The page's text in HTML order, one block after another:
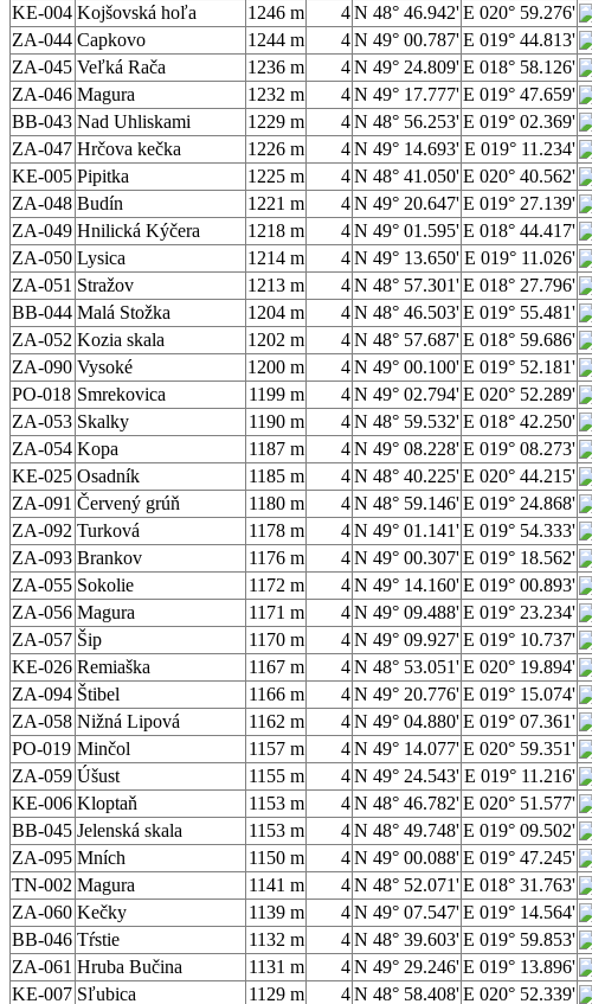
KE-004 Kojšovská hoľa 1246 m 4N 48° 46.942'E 020° 59.276'
ZA-044 Capkovo 1244 m 4N 49° 00.787'E 019° 44.813'
ZA-045 Veľká Rača 1236 m 4N 49° 24.809'E 018° 58.126'
ZA-046 Magura 1232 m 4N 49° 17.777'E 019° 47.659'
BB-043 Nad Uhliskami 1229 m 4N 48° 56.253'E 019° 02.369'
ZA-047 Hrčova kečka 1226 m 4N 49° 14.693' E 019° 11.234'
KE-005 Pipitka 1225 m 4N 48° 41.050'E 020° 40.562'
ZA-048 Budín 1221 m 4N 49° 20.647'E 019° 27.139'
ZA-049 Hnilická Kýčera 1218 m 4N 49° 01.595'E 018° 44.417'
ZA-050 Lysica 1214 m 4N 49° 13.650' E 019° 11.026'
ZA-051 Stražov 1213 m 4N 48° 57.301'E 018° 27.796'
BB-044 Malá Stožka 1204 m 4N 48° 46.503'E 019° 55.481'
ZA-052 Kozia skala 1202 m 4N 48° 57.687'E 018° 59.686'
ZA-090 Vysoké 1200 m 4N 49° 00.100'E 019° 52.181'
PO-018 Smrekovica 1199 m 4N 49° 02.794'E 020° 52.289'
ZA-053 Skalky 1190 m 4N 48° 59.532'E 018° 42.250'
ZA-054 Kopa 1187 m 4N 49° 08.228'E 019° 08.273'
KE-025 Osadník 1185 m 4N 48° 40.225'E 020° 44.215'
ZA-091 Červený grúň 1180 m 4N 48° 59.146'E 019° 24.868'
ZA-092 Turková 1178 m 4N 49° 01.141'E 019° 54.333'
ZA-093 Brankov 1176 m 4N 49° 00.307'E 019° 18.562'
ZA-055 Sokolie 1172 m 4N 49° 14.160'E 019° 00.893'
ZA-056 Magura 1171 m 4N 49° 09.488'E 019° 23.234'
ZA-057 Šip 1170 m 4N 49° 09.927'E 019° 10.737'
KE-026 Remiaška 1167 m 4N 48° 53.051'E 020° 19.894'
ZA-094 Štibel 1166 m 4N 49° 20.776'E 019° 15.074'
ZA-058 Nižná Lipová 1162 m 4N 49° 04.880'E 019° 07.361'
PO-019 Minčol 1157 m 4N 49° 14.077'E 020° 59.351'
ZA-059 Úšust 1155 m 4N 49° 24.543' E 019° 11.216'
KE-006 Kloptaň 1153 m 4N 48° 46.782'E 020° 51.577'
BB-045 Jelenská skala 1153 m 4N 48° 49.748'E 019° 09.502'
ZA-095 Mních 1150 m 4N 49° 00.088'E 019° 47.245'
TN-002 Magura 1141 m 4N 48° 52.071'E 018° 31.763'
ZA-060 Kečky 1139 m 4N 49° 07.547'E 019° 14.564'
BB-046 Tŕstie 1132 m 4N 48° 39.603'E 019° 59.853'
ZA-061 Hruba Bučina 1131 m 4N 49° 29.246'E 019° 13.896'
KE-007 Sľubica 1129 m 4N 48° 58.408'E 020° 52.339'